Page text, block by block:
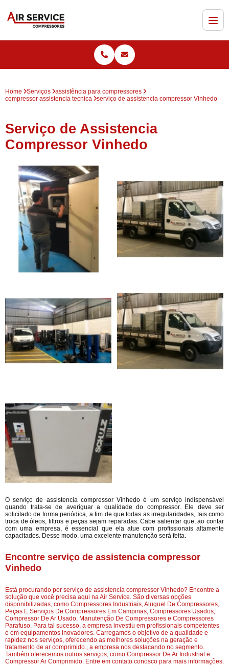
Home Serviços
assistência para compressores
compressor assistencia tecnica
serviço de assistencia compressor Vinhedo
Serviço de Assistencia
Compressor Vinhedo
O serviço de assistencia compressor Vinhedo é um serviço indispensável
quando trata-se de averiguar a qualidade do compressor. Ele deve ser
solicitado de forma periódica, a fim de que todas as irregularidades, tais como
troca de óleos, filtros e peças sejam reparadas. Cabe salientar que, ao contar
com uma empresa, é essencial que ela atue com profissionais altamente
capacitados. Desse modo, uma excelente manutenção será feita.
Encontre serviço de assistencia compressor
Vinhedo
Está procurando por serviço de assistencia compressor Vinhedo? Encontre a
solução que você precisa aqui na Air Service. São diversas opções
disponibilizadas, como Compressores Industriais, Aluguel De Compressores,
Peças E Serviços De Compressores Em Campinas, Compressores Usados,
Compressor De Ar Usado, Manutenção De Compressores e Compressores
Parafuso. Para tal sucesso, a empresa investiu em profissionais competentes
e em equipamentos inovadores. Carregamos o objetivo de a qualidade e
rapidez nos serviços, oferecendo as melhores soluções na geração e
tratamento de ar comprimido., a empresa nos destacando no segmento.
Também oferecemos outros serviços, como Compressor De Ar Industrial e
Compressor Ar Comprimido. Entre em contato conosco para mais informações.